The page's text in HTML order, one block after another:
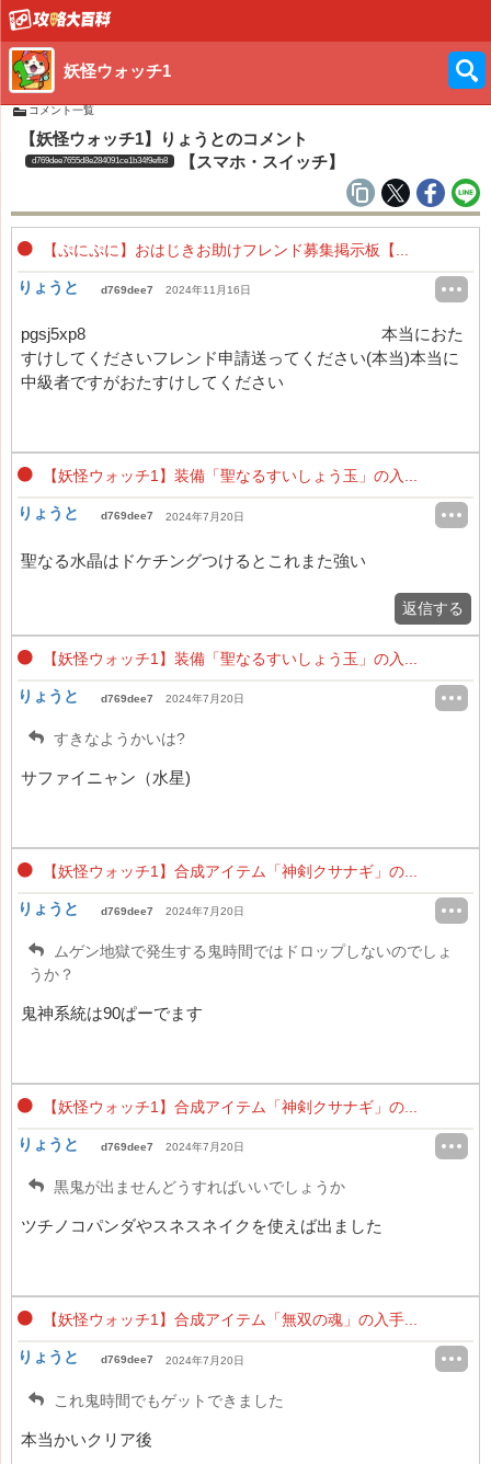
妖怪ウォッチ1
コメント一覧
【妖怪ウォッチ1】りょうとのコメント
d769dee7655d8e284091ce1b34f9efb8 【スマホ・スイッチ】
【ぷにぷに】おはじきお助けフレンド募集掲示板【...
りょうと d769dee7 2024年11月16日
pgsj5xp8 本当におた
すけしてくださいフレンド申請送ってください(本当)本当に
中級者ですがおたすけしてください
【妖怪ウォッチ1】装備「聖なるすいしょう玉」の入...
りょうと d769dee7 2024年7月20日
聖なる水晶はドケチングつけるとこれまた強い
返信する
【妖怪ウォッチ1】装備「聖なるすいしょう玉」の入...
りょうと d769dee7 2024年7月20日
すきなようかいは?
サファイニャン（水星)
【妖怪ウォッチ1】合成アイテム「神剣クサナギ」の...
りょうと d769dee7 2024年7月20日
ムゲン地獄で発生する鬼時間ではドロップしないのでしょ
うか？
鬼神系統は90ぱーでます
【妖怪ウォッチ1】合成アイテム「神剣クサナギ」の...
りょうと d769dee7 2024年7月20日
黒鬼が出ませんどうすればいいでしょうか
ツチノコパンダやスネスネイクを使えば出ました
【妖怪ウォッチ1】合成アイテム「無双の魂」の入手...
りょうと d769dee7 2024年7月20日
これ鬼時間でもゲットできました
本当かいクリア後